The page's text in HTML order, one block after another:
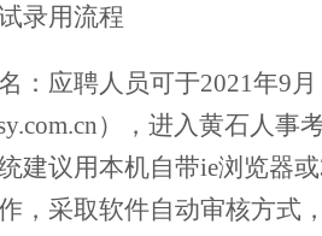
录用流程
： 应聘人员可于2021年9
），进入黄石人
建议用本机自带ie浏览器
，采取软件自动审核方式